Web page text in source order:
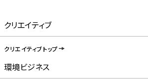
クリエイティブ
クリエイティブトップ
環境ビジネス